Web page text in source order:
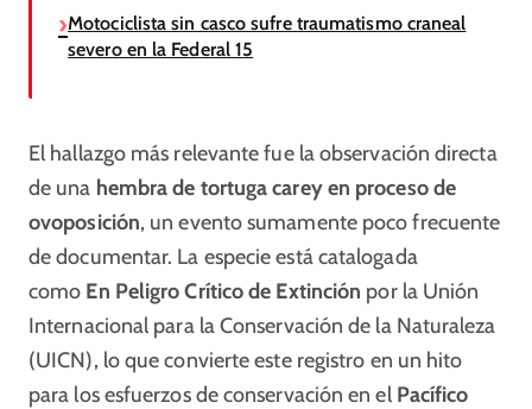
Motociclista sin casco sufre traumatismo craneal
severo en la Federal 15
El hallazgo más relevante fue la observación directa
de una hembra de tortuga carey en proceso de
ovoposición, un evento sumamente poco frecuente
de documentar. La especie está catalogada
como En Peligro Crítico de Extinción por la Unión
Internacional para la Conservación de la Naturaleza
(UICN), lo que convierte este registro en un hito
para los esfuerzos de conservación en el Pacífico